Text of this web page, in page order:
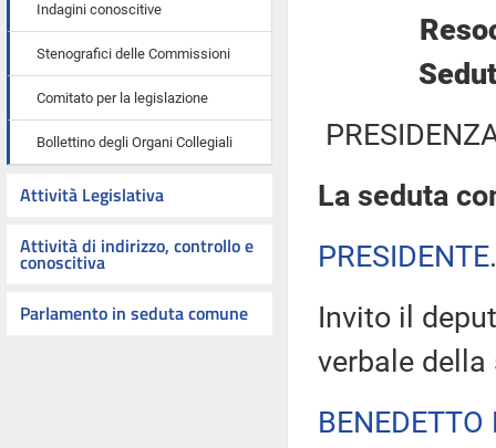
Indagini conoscitive
Stenografici delle Commissioni
Comitato per la legislazione
Bollettino degli Organi Collegiali
Attività Legislativa
Attività di indirizzo, controllo e
conoscitiva
Parlamento in seduta comune
La seduta
PRESIDENTE
Invito il
verbale della